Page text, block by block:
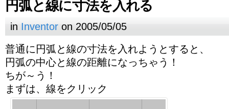
円弧と線に寸法を入れる
in Inventor on 2005/05/05
普通に円弧と線の寸法を入れようとすると、
円弧の中心と線の距離になっちゃう！
ちが～う！
まずは、線をクリック